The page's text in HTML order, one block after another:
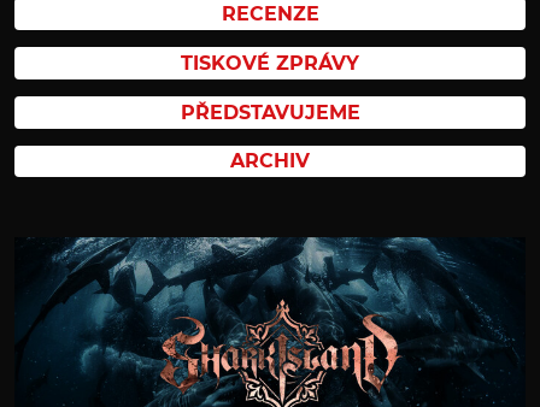
RECENZE
TISKOVÉ ZPRÁVY
PŘEDSTAVUJEME
ARCHIV